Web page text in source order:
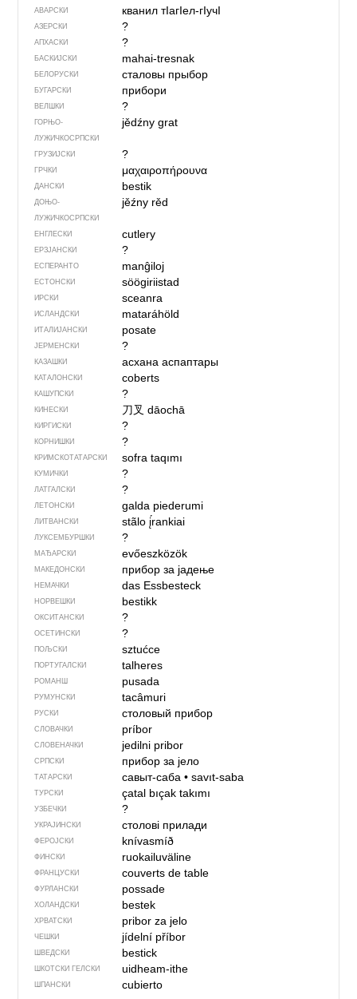
АВАРСКИ кванил тIагIел-гIучI
АЗЕРСКИ ?
АПХАСКИ ?
БАСКИЈСКИ mahai-tresnak
БЕЛОРУСКИ сталовы прыбор
БУГАРСКИ прибори
ВЕЛШКИ ?
ГОРЊО­
ЛУЖИЧКОСРПСКИ
jědźny grat
ГРУЗИЈСКИ ?
ГРЧКИ μαχαιροπήρουνα
ДАНСКИ bestik
ДОЊО­
ЛУЖИЧКОСРПСКИ
jěźny rěd
ЕНГЛЕСКИ cutlery
ЕРЗЈАНСКИ ?
ЕСПЕРАНТО manĝiloj
ЕСТОНСКИ söögiriistad
ИРСКИ sceanra
ИСЛАНДСКИ mataráhöld
ИТАЛИЈАНСКИ posate
ЈЕРМЕНСКИ ?
КАЗАШКИ асхана аспаптары
КАТАЛОНСКИ coberts
КАШУПСКИ ?
КИНЕСКИ 刀叉dāochā
КИРГИСКИ ?
КОРНИШКИ ?
КРИМСКОТАТАРСКИ sofra taqımı
КУМИЧКИ ?
ЛАТГАЛСКИ ?
ЛЕТОНСКИ galda piederumi
ЛИТВАНСКИ stãlo į́rankiai
ЛУКСЕМБУРШКИ ?
МАЂАРСКИ evőeszközök
МАКЕДОНСКИ прибор за јадење
НЕМАЧКИ das Essbesteck
НОРВЕШКИ bestikk
ОКСИТАНСКИ ?
ОСЕТИНСКИ ?
ПОЉСКИ sztućce
ПОРТУГАЛСКИ talheres
РОМАНШ pusada
РУМУНСКИ tacâmuri
РУСКИ столовый прибор
СЛОВАЧКИ príbor
СЛОВЕНАЧКИ jedilni pribor
СРПСКИ прибор за јело
ТАТАРСКИ савыт-саба• savıt-saba
ТУРСКИ çatal bıçak takımı
УЗБЕЧКИ ?
УКРАЈИНСКИ столові прилади
ФЕРОЈСКИ knívasmíð
ФИНСКИ ruokailuväline
ФРАНЦУСКИ couverts de table
ФУРЛАНСКИ possade
ХОЛАНДСКИ bestek
ХРВАТСКИ pribor za jelo
ЧЕШКИ jídelní příbor
ШВЕДСКИ bestick
ШКОТСКИ ГЕЛСКИ uidheam-ithe
ШПАНСКИ cubierto